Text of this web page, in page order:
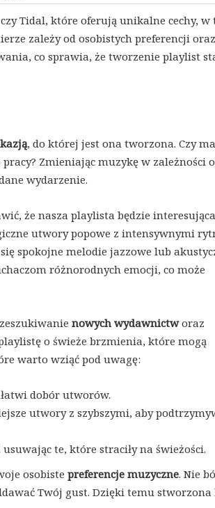
Tidal, które oferują unikalne cechy, w
zależy od osobistych preferencji oraz
co sprawia, że tworzenie playlist
, do której jest ona tworzona. Czy
Zmieniając muzykę w zależności
wydarzenie.
że nasza playlista będzie
utwory popowe z intensywnymi
spokojne melodie jazzowe lub
różnorodnych emocji, co może
nowych wydawnictworaz
o świeże brzmienia, które mogą
warto wziąć pod uwagę:
dobór utworów.
utwory z szybszymi, aby
te, które straciły na świeżości.
osobiste preferencje muzyczne. Nie
Twój gust. Dzięki temu